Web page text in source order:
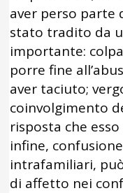
aver perso parte
stato tradito da
importante:
porre fine
aver taciuto;
coinvolgimento
risposta che
infine,
intrafamiliari,
di affetto nei